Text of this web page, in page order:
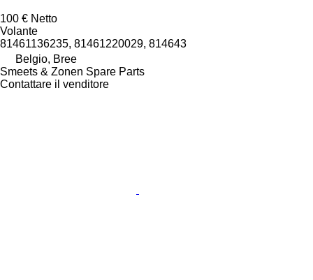
100 € Netto
Volante
81461136235, 81461220029, 814643
Belgio, Bree
Smeets & Zonen Spare Parts
Contattare il venditore